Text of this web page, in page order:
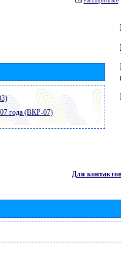
года (ВКР-07)
Для контактов